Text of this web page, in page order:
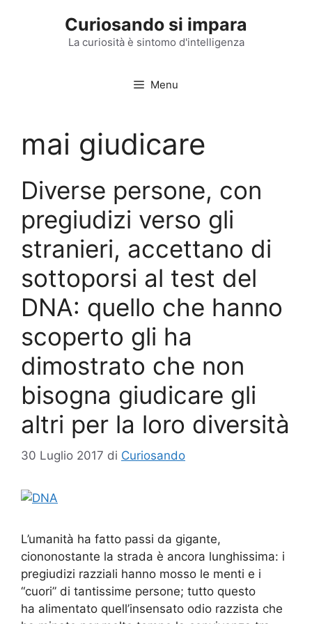
Curiosando si impara
La curiosità è sintomo d'intelligenza
Menu
mai giudicare
Diverse persone, con
pregiudizi verso gli
stranieri, accettano di
sottoporsi al test del
DNA: quello che hanno
scoperto gli ha
dimostrato che non
bisogna giudicare gli
altri per la loro diversità
30 Luglio 2017 di Curiosando
L’umanità ha fatto passi da gigante,
ciononostante la strada è ancora lunghissima: i
pregiudizi razziali hanno mosso le menti e i
“cuori” di tantissime persone; tutto questo
ha alimentato quell’insensato odio razzista che